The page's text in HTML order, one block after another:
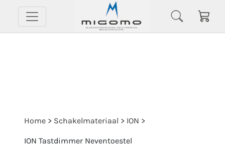
Home > Schakelmateriaal > ION >
ION Tastdimmer Neventoestel